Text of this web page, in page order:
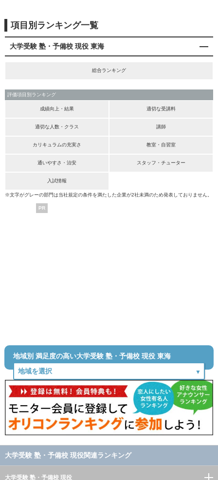
項目別ランキング一覧
大学受験 塾・予備校 現役 東海
総合ランキング
評価項目別ランキング
成績向上・結果 適切な受講料
適切な人数・クラス 講師
カリキュラムの充実さ 教室・自習室
通いやすさ・治安 スタッフ・チューター
入試情報
※文字がグレーの部門は当社規定の条件を満たした企業が2社未満のため発表しておりません。
PR
地域別 満足度の高い大学受験 塾・予備校 現役 東海
大学受験 塾・予備校 現役関連ランキング
大学受験 塾・予備校 現役